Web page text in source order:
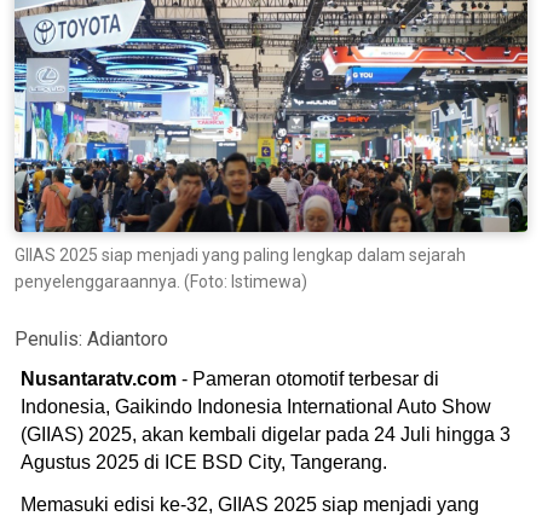
GIIAS 2025 siap menjadi yang paling lengkap dalam sejarah
penyelenggaraannya. (Foto: Istimewa)
Penulis: Adiantoro
Nusantaratv.com - Pameran otomotif terbesar di
Indonesia, Gaikindo Indonesia International Auto Show
(GIIAS) 2025, akan kembali digelar pada 24 Juli hingga 3
Agustus 2025 di ICE BSD City, Tangerang.
Memasuki edisi ke-32, GIIAS 2025 siap menjadi yang